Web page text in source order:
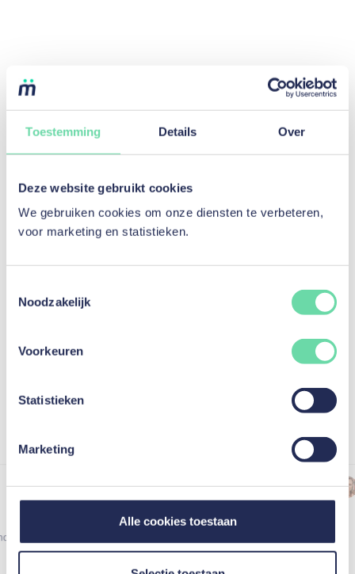
Toestemming Details Over
Deze website gebruikt cookies
We gebruiken cookies om onze diensten te verbeteren,
voor marketing en statistieken.
Noodzakelijk
Voorkeuren
Statistieken
Marketing
Alle cookies toestaan
Al meer dan40300
tevreden klanten.
C. B.
efficiënt verwerkt via een
gebruiksvriendelijk platform.